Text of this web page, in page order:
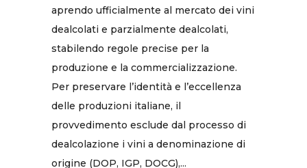
aprendo ufficialmente al mercato dei vini
dealcolati e parzialmente dealcolati,
stabilendo regole precise per la
produzione e la commercializzazione.
Per preservare l’identità e l’eccellenza
delle produzioni italiane, il
provvedimento esclude dal processo di
dealcolazione i vini a denominazione di
origine (DOP, IGP, DOCG),...